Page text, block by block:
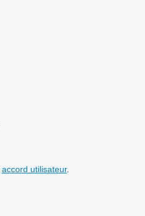
accord utilisateur.